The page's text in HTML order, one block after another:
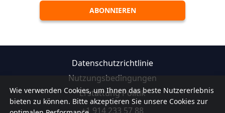
Wie verwenden Cookies, um Ihnen das beste Nutzererlebnis
bieten zu können. Bitte akzeptieren Sie unsere Cookies zur
Datenschutzrichtlinie
Nutzungsbedingungen
Erstattung Politik
+1 914 233 57 88